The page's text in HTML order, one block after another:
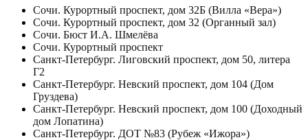
Сочи. Курортный проспект, дом 32Б (Вилла «Вера»)
Сочи. Курортный проспект, дом 32 (Органный зал)
Сочи. Бюст И.А. Шмелёва
Сочи. Курортный проспект
Санкт-Петербург. Лиговский проспект, дом 50, литера
Г2
Санкт-Петербург. Невский проспект, дом 104 (Дом
Груздева)
Санкт-Петербург. Невский проспект, дом 100 (Доходный
дом Лопатина)
Санкт-Петербург. ДОТ №83 (Рубеж «Ижора»)